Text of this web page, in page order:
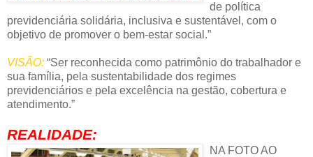
de política
previdenciária solidária, inclusiva e sustentável, com o
objetivo de promover o bem-estar social.”
VISÃO: “Ser reconhecida como patrimônio do trabalhador e
sua família, pela sustentabilidade dos regimes
previdenciários e pela excelência na gestão, cobertura e
atendimento.”
REALIDADE:
NA FOTO AO